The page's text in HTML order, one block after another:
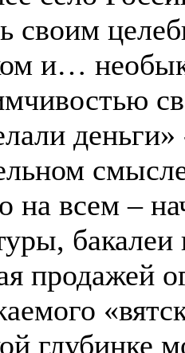
своим
и…
на всем –
бакалеи
продажей
глубинке